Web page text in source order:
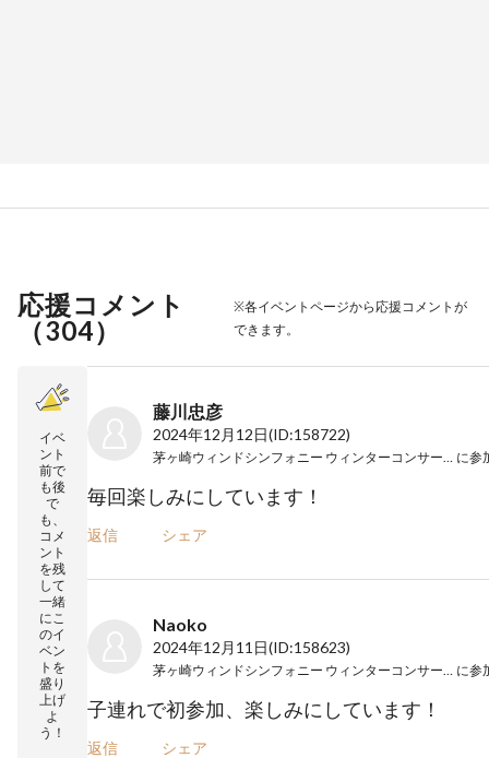
応援コメント
（304）
※各イベントページから応援コメントが
できます。
イベ
ント
前で
も後
で
も、
コメ
ント
を残
して
一緒
にこ
のイ
ベン
トを
盛り
上げ
よ
う！
藤川忠彦
2024年12月12日(ID:158722)
に参
毎回楽しみにしています！
返信 シェア
Naoko
2024年12月11日(ID:158623)
に参
子連れで初参加、楽しみにしています！
返信 シェア